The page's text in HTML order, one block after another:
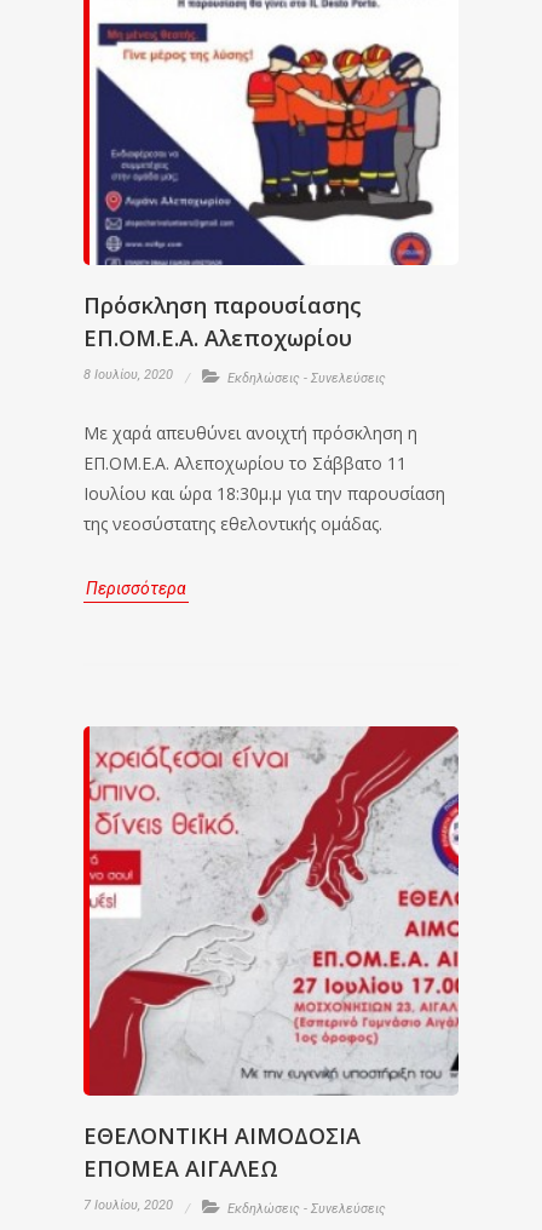
Πρόσκληση παρουσίασης
ΕΠ.ΟΜ.Ε.Α. Αλεποχωρίου
8 Ιουλίου, 2020 Εκδηλώσεις - Συνελεύσεις
Με χαρά απευθύνει ανοιχτή πρόσκληση η
ΕΠ.ΟΜ.Ε.Α. Αλεποχωρίου το Σάββατο 11
Ιουλίου και ώρα 18:30μ.μ για την παρουσίαση
της νεοσύστατης εθελοντικής ομάδας.
Περισσότερα
ΕΘΕΛΟΝΤΙΚΗ ΑΙΜΟΔΟΣΙΑ
ΕΠΟΜΕΑ ΑΙΓΑΛΕΩ
7 Ιουλίου, 2020 Εκδηλώσεις - Συνελεύσεις